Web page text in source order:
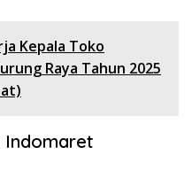
Kepala Toko
Raya Tahun 2025
Indomaret